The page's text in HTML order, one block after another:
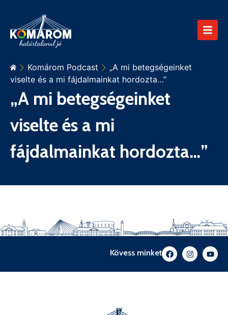
Komárom Podcast
„A mi betegségeinket
viselte és a mi fájdalmainkat hordozta…”
„A mi betegségeinket
viselte és a mi
fájdalmainkat hordozta…”
Kövess minket